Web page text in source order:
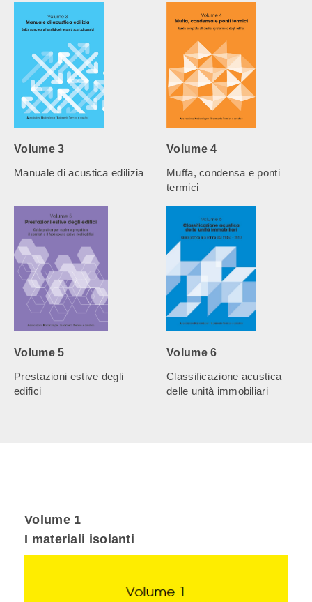
Volume 3
Manuale di acustica edilizia
Volume 4
Muffa, condensa e ponti
termici
Volume 5
Prestazioni estive degli
edifici
Volume 6
Classificazione acustica
delle unità immobiliari
Volume 1
I materiali isolanti